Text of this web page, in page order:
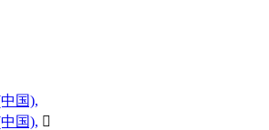
国),
国), 